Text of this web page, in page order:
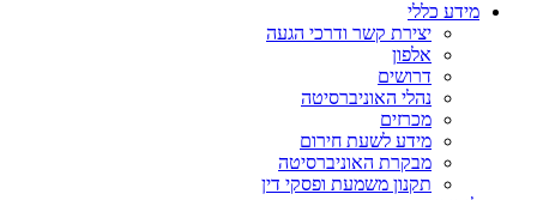
מידע כללי
יצירת קשר ודרכי הגעה
אלפון
דרושים
נהלי האוניברסיטה
מכרזים
מידע לשעת חירום
מבקרת האוניברסיטה
תקנון משמעת ופסקי דין